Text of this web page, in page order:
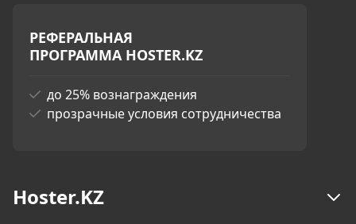
РЕФЕРАЛЬНАЯ
ПРОГРАММА HOSTER.KZ
до 25% вознаграждения
прозрачные условия сотрудничества
Hoster.KZ